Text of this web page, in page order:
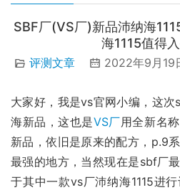
SBF厂(VS厂)新品沛纳海
海1115值得入
评测文章 2022年9月19
大家好，我是vs官网小编，这
海新品，这也是VS厂用全新名
新品，依旧是原来的配方，p.9
最强的地方，当然现在是sbf厂
于其中一款vs厂沛纳海1115进